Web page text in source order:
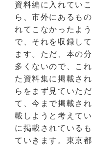
資料編に入れてい
ら、市外にあるも
れてこなかったよ
で、それを収録し
ます。ただ、本の
多くないので、こ
た資料集に掲載さ
らをまず見ていた
て、今まで掲載さ
載しようと考えて
に掲載されている
ていきます。東京